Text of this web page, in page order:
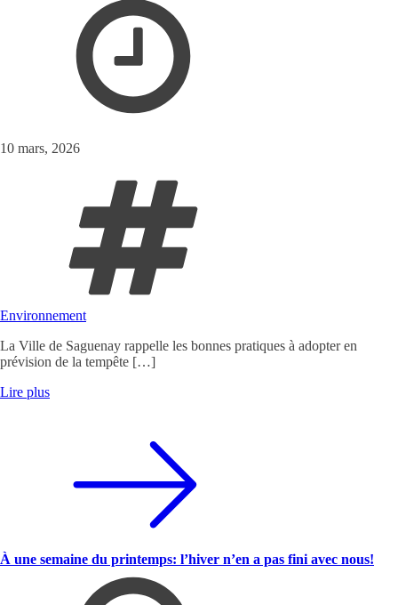
10 mars, 2026
Environnement
La Ville de Saguenay rappelle les bonnes pratiques à adopter en
prévision de la tempête […]
Lire plus
À une semaine du printemps: l’hiver n’en a pas fini avec nous!